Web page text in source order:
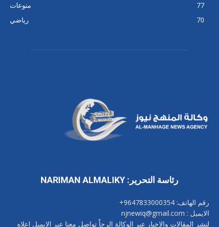
منوعات
77
رياضي
70
رئاسة التحرير: NARIMAN ALMALIKY
رقم الهاتف: 9647833000354+
الايميل : njnewiq@gmail.com
لنشر المقالات والاخبار عبر الوكالة الرجاْ تواصل معنا عبر الايميل اعلاه